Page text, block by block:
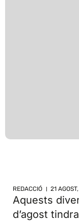
REDACCIÓ 21
Aquests
d’agost